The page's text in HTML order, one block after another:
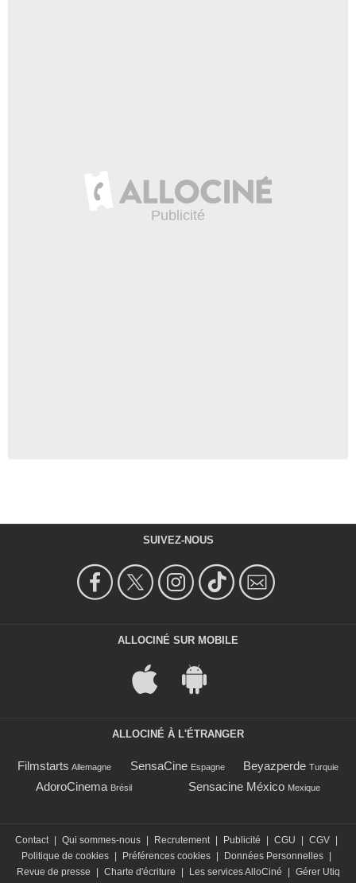
SUIVEZ-NOUS
ALLOCINÉ SUR MOBILE
ALLOCINÉ À L'ÉTRANGER
Filmstarts Allemagne SensaCine Espagne Beyazperde Turquie
AdoroCinema Brésil Sensacine México Mexique
Contact | Qui sommes-nous | Recrutement | Publicité | CGU | CGV |
Politique de cookies | Préférences cookies | Données Personnelles |
Revue de presse
| Charte d'écriture | Les services AlloCiné | Gérer Utiq